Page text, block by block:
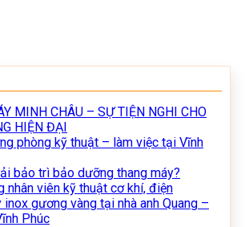
MINH CHÂU – SỰ TIỆN NGHI CHO
HIỆN ĐẠI
phòng kỹ thuật – làm việc tại Vĩnh
bảo trì bảo dưỡng thang máy?
nhân viên kỹ thuật cơ khí, điện
inox gương vàng tại nhà anh Quang –
Phúc